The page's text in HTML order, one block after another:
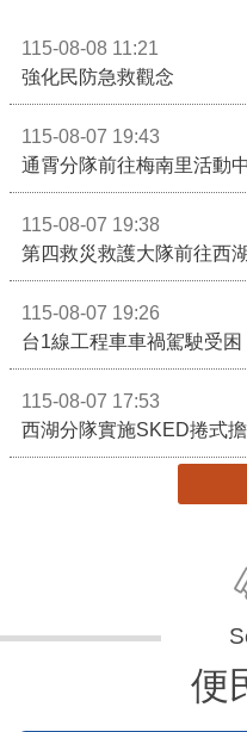
115-08-08 11:21
強化民防急救觀念
115-08-07 19:43
通霄分隊前往梅南里活動
115-08-07 19:38
第四救災救護大隊前往西
115-08-07 19:26
台1線工程車車禍駕駛受困
115-08-07 17:53
西湖分隊實施SKED捲式
便